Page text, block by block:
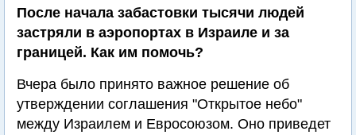
После начала забастовки тысячи людей
застряли в аэропортах в Израиле и за
границей. Как им помочь?
Вчера было принято важное решение об
утверждении соглашения "Открытое небо"
между Израилем и Евросоюзом. Оно приведет